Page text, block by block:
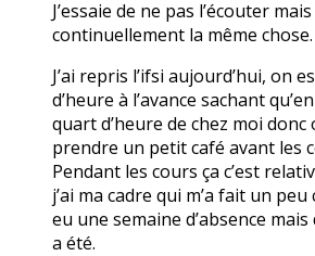
J’essaie de ne pas l’écouter
continuellement la même chose.
J’ai repris l’ifsi aujourd’hui, on
d’heure à l’avance sachant
quart d’heure de chez moi donc
prendre un petit café avant les
Pendant les cours ça c’est
j’ai ma cadre qui m’a fait un peu
eu une semaine d’absence mais
a été.